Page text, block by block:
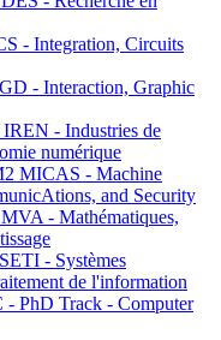
- Integration, Circuits
- Interaction, Graphic
- Industries de
numérique
MICAS - Machine
and Security
- Mathématiques,
- Systèmes
de l'information
PhD Track - Computer